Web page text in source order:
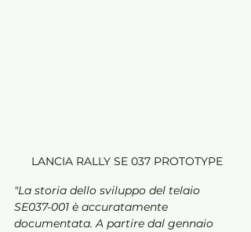
LANCIA RALLY SE 037 PROTOTYPE
"La storia dello sviluppo del telaio
SE037-001 è accuratamente
documentata. A partire dal gennaio